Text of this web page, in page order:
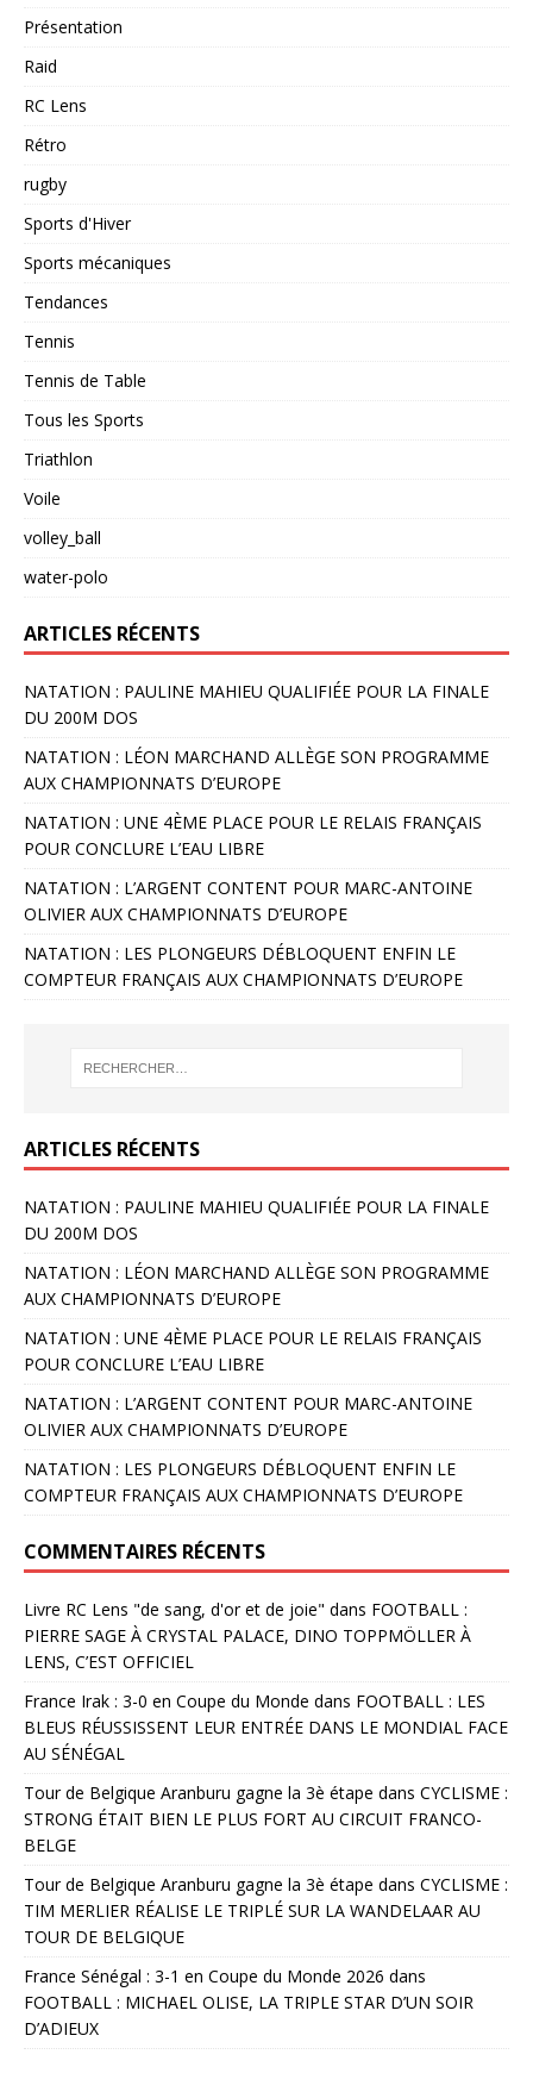
Présentation
Raid
RC Lens
Rétro
rugby
Sports d'Hiver
Sports mécaniques
Tendances
Tennis
Tennis de Table
Tous les Sports
Triathlon
Voile
volley_ball
water-polo
ARTICLES RÉCENTS
NATATION : PAULINE MAHIEU QUALIFIÉE POUR LA FINALE
DU 200M DOS
NATATION : LÉON MARCHAND ALLÈGE SON PROGRAMME
AUX CHAMPIONNATS D’EUROPE
NATATION : UNE 4ÈME PLACE POUR LE RELAIS FRANÇAIS
POUR CONCLURE L’EAU LIBRE
NATATION : L’ARGENT CONTENT POUR MARC-ANTOINE
OLIVIER AUX CHAMPIONNATS D’EUROPE
NATATION : LES PLONGEURS DÉBLOQUENT ENFIN LE
COMPTEUR FRANÇAIS AUX CHAMPIONNATS D’EUROPE
ARTICLES RÉCENTS
NATATION : PAULINE MAHIEU QUALIFIÉE POUR LA FINALE
DU 200M DOS
NATATION : LÉON MARCHAND ALLÈGE SON PROGRAMME
AUX CHAMPIONNATS D’EUROPE
NATATION : UNE 4ÈME PLACE POUR LE RELAIS FRANÇAIS
POUR CONCLURE L’EAU LIBRE
NATATION : L’ARGENT CONTENT POUR MARC-ANTOINE
OLIVIER AUX CHAMPIONNATS D’EUROPE
NATATION : LES PLONGEURS DÉBLOQUENT ENFIN LE
COMPTEUR FRANÇAIS AUX CHAMPIONNATS D’EUROPE
COMMENTAIRES RÉCENTS
Livre RC Lens "de sang, d'or et de joie" dans FOOTBALL :
PIERRE SAGE À CRYSTAL PALACE, DINO TOPPMÖLLER À
LENS, C’EST OFFICIEL
France Irak : 3-0 en Coupe du Monde dans FOOTBALL : LES
BLEUS RÉUSSISSENT LEUR ENTRÉE DANS LE MONDIAL FACE
AU SÉNÉGAL
Tour de Belgique Aranburu gagne la 3è étape dans CYCLISME :
STRONG ÉTAIT BIEN LE PLUS FORT AU CIRCUIT FRANCO-
BELGE
Tour de Belgique Aranburu gagne la 3è étape dans CYCLISME :
TIM MERLIER RÉALISE LE TRIPLÉ SUR LA WANDELAAR AU
TOUR DE BELGIQUE
France Sénégal : 3-1 en Coupe du Monde 2026 dans
FOOTBALL : MICHAEL OLISE, LA TRIPLE STAR D’UN SOIR
D’ADIEUX